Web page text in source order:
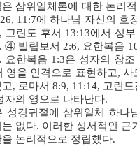
은 삼위일체론에 대한 논리
11:7에 하나님 자신의
고린도 후서 13:13에서 성
④ 빌립보서 2:6, 요한복음
요한복음 1:3은 성자의 창
영을 인격으로 표현하고,
고, 로마서 8:9, 11:14, 고린
자의 영으로 나타난다.
성경귀절에 삼위일체 하나
없다. 이러한 성서적인
논리적으로 정립했다.